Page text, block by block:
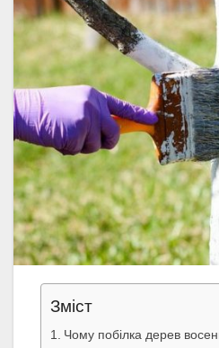
Зміст
Чому побілка дерев